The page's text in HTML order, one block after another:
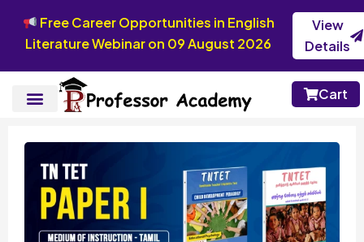
Free Career Opportunities in English
Literature Webinar on 09 August 2026
View
Details
Cart